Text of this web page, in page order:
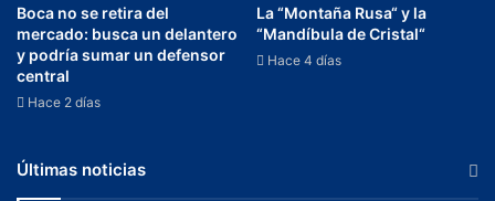
Boca no se retira del
mercado: busca un delantero
y podría sumar un defensor
central
Hace 2 días
La “Montaña Rusa“ y la
“Mandíbula de Cristal“
Hace 4 días
Últimas noticias